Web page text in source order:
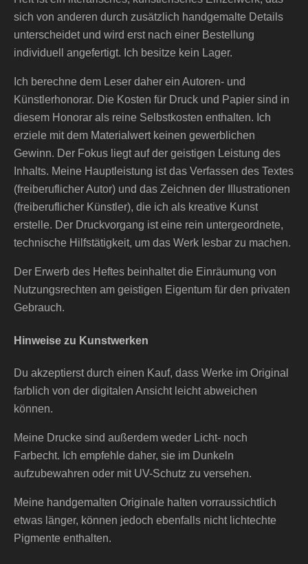
sich von anderen durch zusätzlich handgemalte Details
unterscheidet und wird erst nach einer Bestellung
individuell angefertigt. Ich besitze kein Lager.
Ich berechne dem Leser daher ein Autoren- und
Künstlerhonorar. Die Kosten für Druck und Papier sind in
diesem Honorar als reine Selbstkosten enthalten. Ich
erziele mit dem Materialwert keinen gewerblichen
Gewinn. Der Fokus liegt auf der geistigen Leistung des
Inhalts. Meine Hauptleistung ist das Verfassen des Textes
(freiberuflicher Autor) und das Zeichnen der Illustrationen
(freiberuflicher Künstler), die ich als kreative Kunst
erstelle. Der Druckvorgang ist eine rein untergeordnete,
technische Hilfstätigkeit, um das Werk lesbar zu machen.
Der Erwerb des Heftes beinhaltet die Einräumung von
Nutzungsrechten am geistigen Eigentum für den privaten
Gebrauch.
Hinweise zu Kunstwerken
Du akzeptierst durch einen Kauf, dass Werke im Original
farblich von der digitalen Ansicht leicht abweichen
können.
Meine Drucke sind außerdem weder Licht- noch
Farbecht. Ich empfehle daher, sie im Dunkeln
aufzubewahren oder mit UV-Schutz zu versehen.
Meine handgemalten Originale halten vorraussichtlich
etwas länger, können jedoch ebenfalls nicht lichtechte
Pigmente enthalten.